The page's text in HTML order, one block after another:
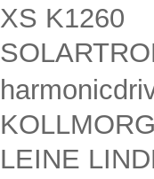
XS K1260
LEINE